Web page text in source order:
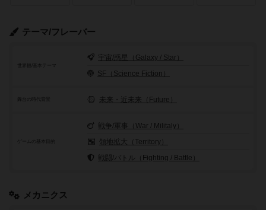
テーマ/フレーバー
世界観/基本テーマ
宇宙/惑星（Galaxy / Star）
SF（Science Fiction）
舞台の時代背景 未来・近未来（Future）
ゲームの基本目的
戦争/軍事（War / Militaly）
領地拡大（Territory）
戦闘/バトル（Fighting / Battle）
メカニクス